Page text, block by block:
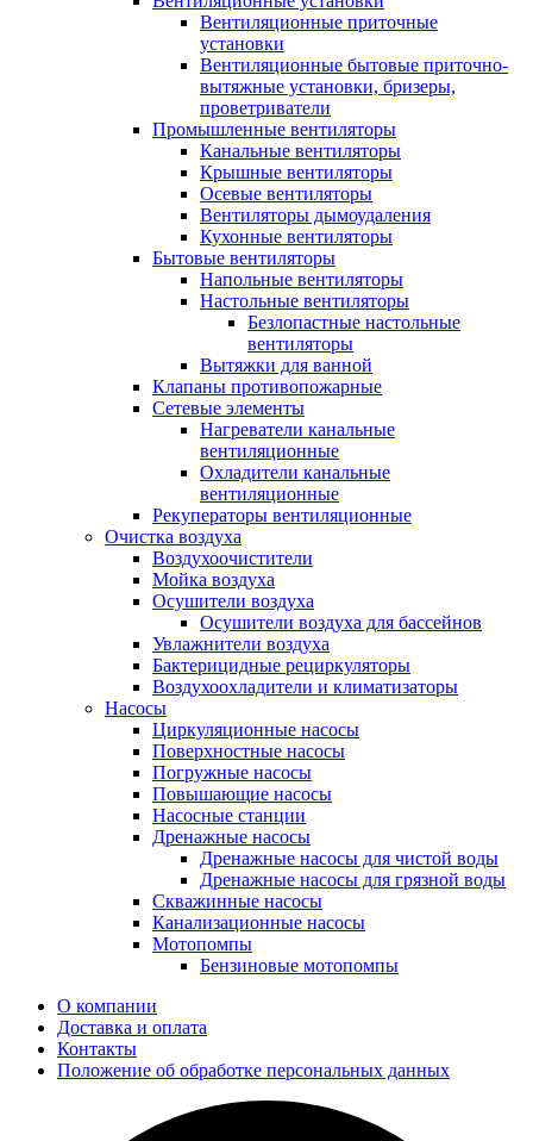
Вентиляционные приточные
установки
Вентиляционные бытовые приточно-
вытяжные установки, бризеры,
проветриватели
Промышленные вентиляторы
Канальные вентиляторы
Крышные вентиляторы
Осевые вентиляторы
Вентиляторы дымоудаления
Кухонные вентиляторы
Бытовые вентиляторы
Напольные вентиляторы
Настольные вентиляторы
Безлопастные настольные
вентиляторы
Вытяжки для ванной
Клапаны противопожарные
Сетевые элементы
Нагреватели канальные
вентиляционные
Охладители канальные
вентиляционные
Рекуператоры вентиляционные
Очистка воздуха
Воздухоочистители
Мойка воздуха
Осушители воздуха
Осушители воздуха для бассейнов
Увлажнители воздуха
Бактерицидные рециркуляторы
Воздухоохладители и климатизаторы
Насосы
Циркуляционные насосы
Поверхностные насосы
Погружные насосы
Повышающие насосы
Насосные станции
Дренажные насосы
Дренажные насосы для чистой воды
Дренажные насосы для грязной воды
Скважинные насосы
Канализационные насосы
Мотопомпы
Бензиновые мотопомпы
О компании
Доставка и оплата
Контакты
Положение об обработке персональных данных